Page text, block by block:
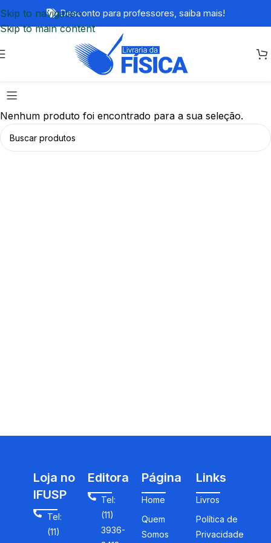
Skip to navigation
Skip to main content
Desconto para professores, saiba mais!
Nenhum produto foi encontrado para a sua seleção.
Loja no
IFUSP
Tel:
(11)
Editora
Tel:
(11)
3936-
Página
Home
Quem
Somos
Links
Livros
Política de
Privacidade